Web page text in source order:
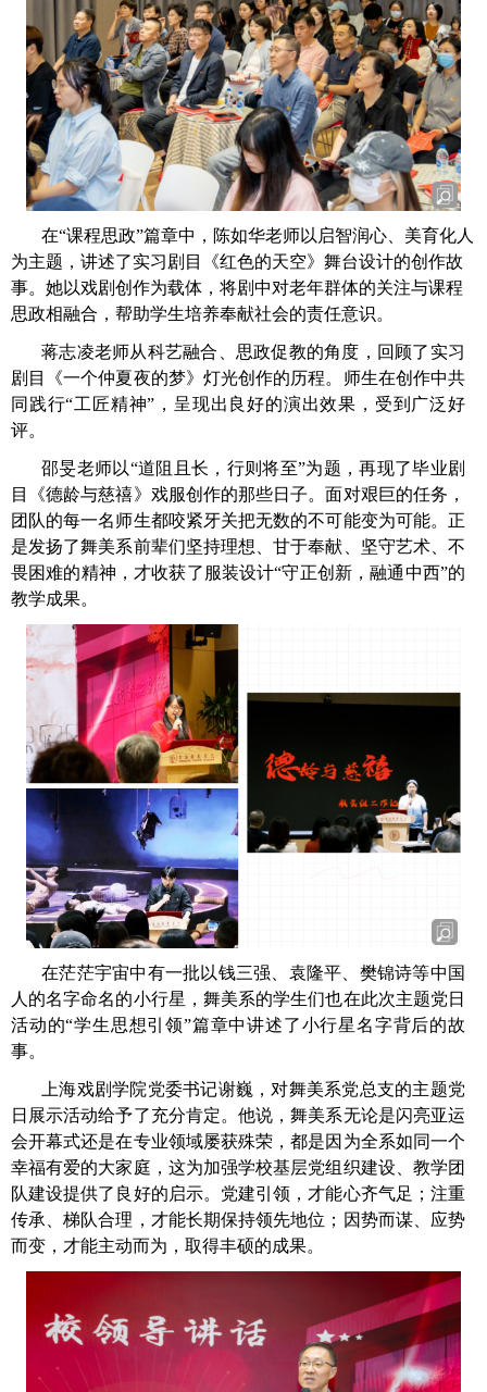
在“课程思政”篇章中，陈如华老师以启智润心、美育化人
为主题，讲述了实习剧目《红色的天空》舞台设计的创作故
事。她以戏剧创作为载体，将剧中对老年群体的关注与课程
思政相融合，帮助学生培养奉献社会的责任意识。
蒋志凌老师从科艺融合、思政促教的角度，回顾了实习
剧目《一个仲夏夜的梦》灯光创作的历程。师生在创作中共
同践行“工匠精神”，呈现出良好的演出效果，受到广泛好
评。
邵旻老师以“道阻且长，行则将至”为题，再现了毕业剧
目《德龄与慈禧》戏服创作的那些日子。面对艰巨的任务，
团队的每一名师生都咬紧牙关把无数的不可能变为可能。正
是发扬了舞美系前辈们坚持理想、甘于奉献、坚守艺术、不
畏困难的精神，才收获了服装设计“守正创新，融通中西”的
教学成果。
在茫茫宇宙中有一批以钱三强、袁隆平、樊锦诗等中国
人的名字命名的小行星，舞美系的学生们也在此次主题党日
活动的“学生思想引领”篇章中讲述了小行星名字背后的故
事。
上海戏剧学院党委书记谢巍，对舞美系党总支的主题党
日展示活动给予了充分肯定。他说，舞美系无论是闪亮亚运
会开幕式还是在专业领域屡获殊荣，都是因为全系如同一个
幸福有爱的大家庭，这为加强学校基层党组织建设、教学团
队建设提供了良好的启示。党建引领，才能心齐气足；注重
传承、梯队合理，才能长期保持领先地位；因势而谋、应势
而变，才能主动而为，取得丰硕的成果。